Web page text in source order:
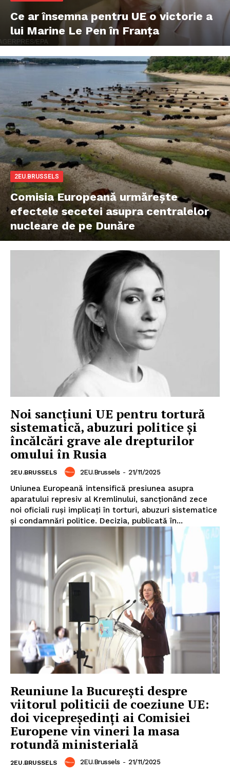
Ce ar însemna pentru UE o victorie a
lui Marine Le Pen în Franța
2EU.BRUSSELS
Comisia Europeană urmărește
efectele secetei asupra centralelor
nucleare de pe Dunăre
Noi sancțiuni UE pentru tortură
sistematică, abuzuri politice și
încălcări grave ale drepturilor
omului în Rusia
2EU.BRUSSELS 2EU.Brussels - 21/11/2025
Uniunea Europeană intensifică presiunea asupra
aparatului represiv al Kremlinului, sancționând zece
noi oficiali ruși implicați în torturi, abuzuri sistematice
și condamnări politice. Decizia, publicată în...
Reuniune la București despre
viitorul politicii de coeziune UE:
doi vicepreședinți ai Comisiei
Europene vin vineri la masa
rotundă ministerială
2EU.BRUSSELS 2EU.Brussels - 21/11/2025